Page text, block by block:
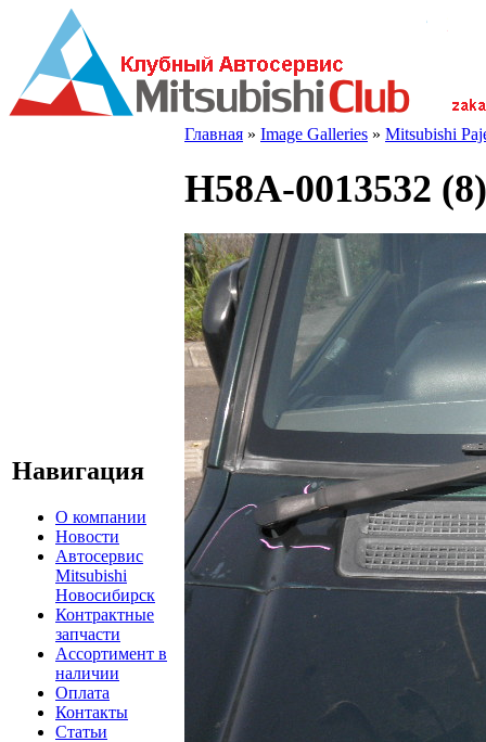
Навигация
О компании
Новости
Автосервис
Mitsubishi
Новосибирск
Контрактные
запчасти
Ассортимент в
наличии
Оплата
Контакты
Статьи
Главная » Image Galleries » Mitsubishi
H58A-0013532 (8)